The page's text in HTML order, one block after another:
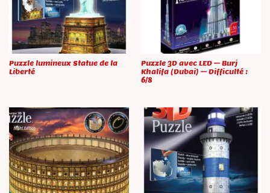
Puzzle lumineux Statue de la
Liberté
Puzzle 3D avec LED – Burj
Khalifa (Dubai) – Difficulté :
6/8